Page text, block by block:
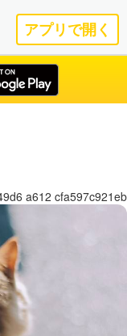
アプリで開く